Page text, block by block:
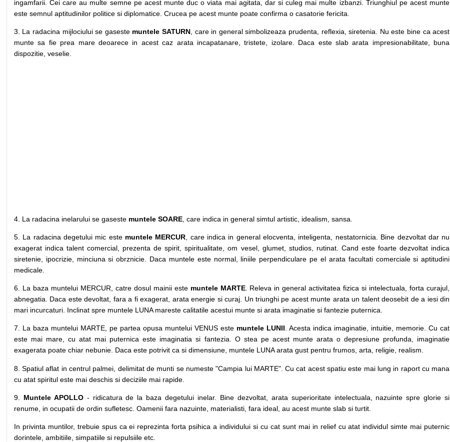
ingamfarii. Cei care au multe semne pe acest munte duc o viata mai agitata, dar si culeg mai multe izbanzi. Triunghiul pe acest munte
este semnul aptitudinilor politice si diplomatice. Crucea pe acest munte poate confirma o casatorie fericita.
3. La radacina mijlociului se gaseste muntele SATURN , care in general simbolizeaza prudenta, reflexia, siretenia. Nu este bine ca acest
munte sa fie prea mare deoarece in acest caz arata incapatanare, tristete, izolare. Daca este slab arata impresionabilitate, buna
dispozitie, veselie.
4. La radacina inelarului se gaseste muntele SOARE, care indica in general simtul artistic, idealism, sansa.
5. La radacina degetului mic este muntele MERCUR , care indica in general elocventa, inteligenta, nestatornicia. Bine dezvoltat dar nu
exagerat indica talent comercial, prezenta de spirit, spiritualitate, om vesel, glumet, studios, rutinat. Cand este foarte dezvoltat indica
siretenie, ipocrizie, minciuna si obrznicie. Daca muntele este normal, liniile perpendiculare pe el arata facultati comerciale si aptitudini
medicale.
6. La baza muntelui MERCUR, catre dosul mainii este muntele MARTE. Releva in general activitatea fizica si intelectuala, forta curajul,
abnegatia. Daca este devoltat, fara a fi exagerat, arata energie si curaj. Un triunghi pe acest munte arata un talent deosebit de a iesi din
mari incurcaturi. Inclinat spre muntele LUNA mareste calitatile acestui munte si arata imaginatie si fantezie puternica.
7. La baza muntelui MARTE, pe partea opusa muntelui VENUS este muntele LUNII. Acesta indica imaginatie, intuitie, memorie. Cu cat
este mai mare, cu atat mai puternica este imaginatia si fantezia. O stea pe acest munte arata o depresiune profunda, imaginatie
exagerata poate chiar nebunie. Daca este potrivit ca si dimensiune, muntele LUNA arata gust pentru frumos, arta, religie, realism.
8. Spatiul aflat in centrul palmei, delimitat de munti se numeste "Campia lui MARTE". Cu cat acest spatiu este mai lung in raport cu mana
cu atat spiritul este mai deschis si deciziile mai rapide.
9. Muntele APOLLO- ridicatura de la baza degetului inelar. Bine dezvoltat, arata superioritate intelectuala, nazuinte spre glorie si
renume, in ocupatii de ordin sufletesc. Oamenii fara nazuinte, materialisti, fara ideal, au acest munte slab si turtit.
In privinta muntilor, trebuie spus ca ei reprezinta forta psihica a individului si cu cat sunt mai in relief cu atat individul simte mai puternic
dorintele, ambitiile, simpatiile si repulsiile etc.